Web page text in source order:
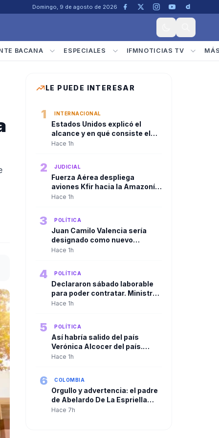
Domingo, 9 de agosto de 2026
BACANA ESPECIALES IFMNOTICIAS TV
LE PUEDE INTERESAR
1 INTERNACIONAL
Estados Unidos explicó el
alcance y en qué consiste el
paquete de seguridad de
Abelardo De La Espriella
Hace 1h
2 JUDICIAL
Fuerza Aérea despliega
aviones Kfir hacia la Amazonía
tras consejo de seguridad del
Hace 1h
3 POLÍTICA
Juan Camilo Valencia sería
designado como nuevo
director de la Agencia Nacional
Hace 1h
4 POLÍTICA
Declararon sábado laborable
para poder contratar. Ministro
de Agricultura cuestionó
más de $250.000 millones
Hace 1h
5 POLÍTICA
Así habría salido del país
Verónica Alcocer del país.
Gustavo Petro la habría llevado
Hace 1h
6 COLOMBIA
Orgullo y advertencia: el padre
de Abelardo De La Espriella
habla tras la posesión de su
Hace 7h